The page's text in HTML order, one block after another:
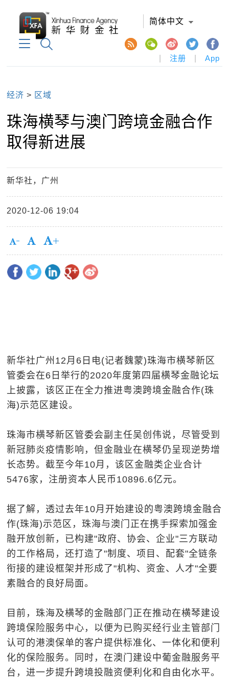
简体中文
注册 App
经济 > 区域
珠海横琴与澳门跨境金融合作
取得新进展
新华社，广州
2020-12-06 19:04
新华社广州12月6日电(记者魏蒙)珠海市横琴新区
管委会在6日举行的2020年度第四届横琴金融论坛
上披露，该区正在全力推进粤澳跨境金融合作(珠
海)示范区建设。
珠海市横琴新区管委会副主任吴创伟说，尽管受到
新冠肺炎疫情影响，但金融业在横琴仍呈现逆势增
长态势。截至今年10月，该区金融类企业合计
5476家，注册资本人民币10896.6亿元。
据了解，透过去年10月开始建设的粤澳跨境金融合
作(珠海)示范区，珠海与澳门正在携手探索加强金
融开放创新，已构建"政府、协会、企业"三方联动
的工作格局，还打造了"制度、项目、配套"全链条
衔接的建设框架并形成了"机构、资金、人才"全要
素融合的良好局面。
目前，珠海及横琴的金融部门正在推动在横琴建设
跨境保险服务中心，以便为已购买经行业主管部门
认可的港澳保单的客户提供标准化、一体化和便利
化的保险服务。同时，在澳门建设中葡金融服务平
台，进一步提升跨境投融资便利化和自由化水平。